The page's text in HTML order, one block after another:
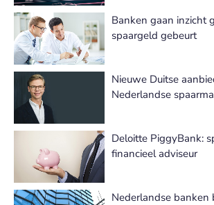
Banken gaan inzicht
spaargeld gebeurt
Nieuwe Duitse
Nederlandse
Deloitte PiggyBank:
financieel adviseur
Nederlandse banken